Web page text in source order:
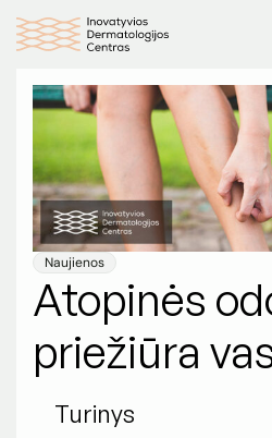
Naujienos
Atopinės
priežiūra
Turinys